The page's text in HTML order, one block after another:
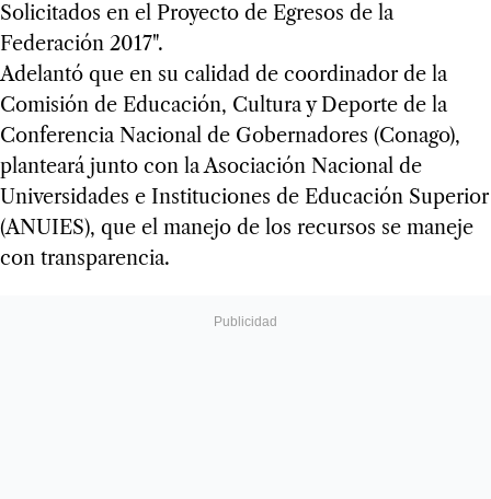
Solicitados en el Proyecto de Egresos de la
Federación 2017".
Adelantó que en su calidad de coordinador de la
Comisión de Educación, Cultura y Deporte de la
Conferencia Nacional de Gobernadores (Conago),
planteará junto con la Asociación Nacional de
Universidades e Instituciones de Educación Superior
(ANUIES), que el manejo de los recursos se maneje
con transparencia.